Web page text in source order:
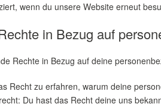
wenn du unsere Website erneut
in Bezug auf
Rechte in Bezug auf deine
Recht zu erfahren, warum deine
Du hast das Recht deine uns